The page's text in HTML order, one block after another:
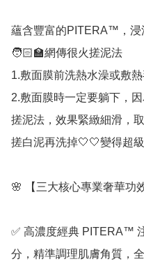
蘊含豐富的PITERA™️，浸
🧑🏻‍🏫網傳很火搓泥法
1.敷面膜前洗熱水澡或敷
2.敷面膜時一定要躺下，
搓泥法，效果緊緻細滑，
搓白泥再洗掉🤍🤍變得超
🌸 【三大核心專業奢華功
✅ 高濃度經典 PITERA™
分，精準調理肌膚角質，